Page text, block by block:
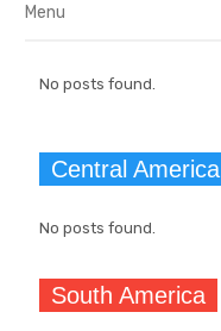
Menu
No posts found.
Central America
No posts found.
South America